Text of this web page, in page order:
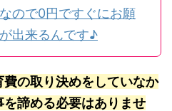
ので0円ですぐにお願
出来るんです♪
の取り決めをしていなか
諦める必要はありませ